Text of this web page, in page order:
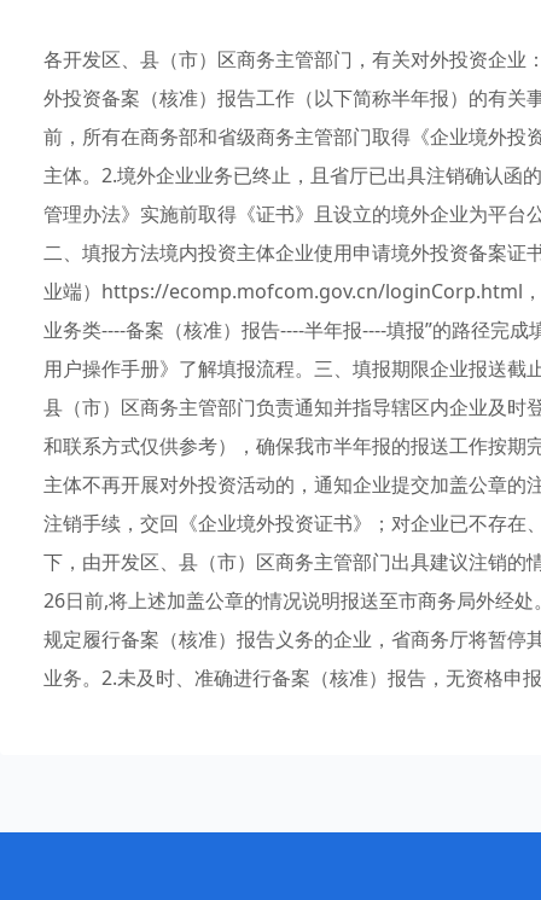
各开发区、县（市）区商务主管部门，有关对外投资企
外投资备案（核准）报告工作（以下简称半年报）的有
前，所有在商务部和省级商务主管部门取得《企业境外
主体。2.境外企业业务已终止，且省厅已出具注销确认函
管理办法》实施前取得《证书》且设立的境外企业为平
二、填报方法境内投资主体企业使用申请境外投资备案
业端）https://ecomp.mofcom.gov.cn/loginCorp.html，
业务类----备案（核准）报告----半年报----填报”的路径完
用户操作手册》了解填报流程。三、填报期限企业报送
县（市）区商务主管部门负责通知并指导辖区内企业及
和联系方式仅供参考），确保我市半年报的报送工作按
主体不再开展对外投资活动的，通知企业提交加盖公章
注销手续，交回《企业境外投资证书》；对企业已不存
下，由开发区、县（市）区商务主管部门出具建议注销
26日前,将上述加盖公章的情况说明报送至市商务局外经
规定履行备案（核准）报告义务的企业，省商务厅将暂
业务。2.未及时、准确进行备案（核准）报告，无资格申